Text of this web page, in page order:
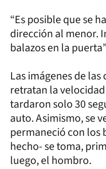
“Es posible que se
dirección al menor.
balazos en la
Las imágenes de
retratan la
tardaron solo 30
auto. Asimismo, se
permaneció con los
hecho- se toma,
luego, el hombro.